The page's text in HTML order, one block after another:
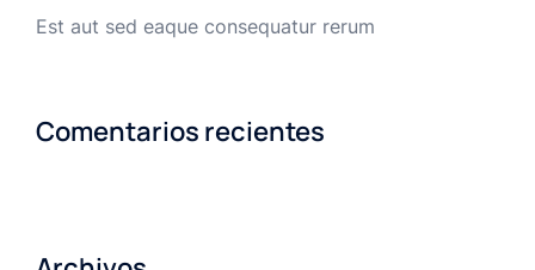
Est aut sed eaque consequatur rerum
Comentarios recientes